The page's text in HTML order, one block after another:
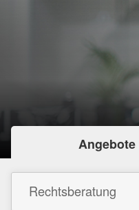
Angebote
Rechtsberatung